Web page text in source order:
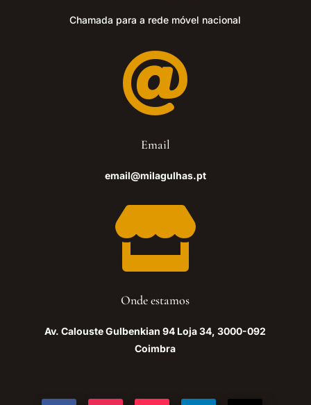
Chamada para a rede móvel nacional

Email
email@milagulhas.pt

Onde estamos
Av. Calouste Gulbenkian 94 Loja 34, 3000-092
Coimbra